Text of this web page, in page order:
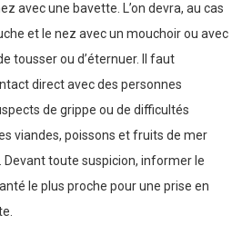
avec une bavette. L’on devra, au cas
et le nez avec un mouchoir ou avec
tousser ou d’éternuer. Il faut
direct avec des personnes
de grippe ou de difficultés
viandes, poissons et fruits de mer
toute suspicion, informer le
le plus proche pour une prise en